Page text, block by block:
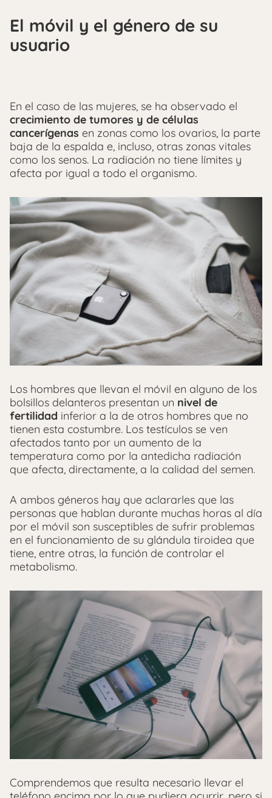
El móvil y el género de su
usuario
En el caso de las mujeres, se ha observado el
crecimiento de tumores y de células
cancerígenas en zonas como los ovarios, la parte
baja de la espalda e, incluso, otras zonas vitales
como los senos. La radiación no tiene límites y
afecta por igual a todo el organismo.
Los hombres que llevan el móvil en alguno de los
bolsillos delanteros presentan un nivel de
fertilidad inferior a la de otros hombres que no
tienen esta costumbre. Los testículos se ven
afectados tanto por un aumento de la
temperatura como por la antedicha radiación
que afecta, directamente, a la calidad del semen.
A ambos géneros hay que aclararles que las
personas que hablan durante muchas horas al día
por el móvil son susceptibles de sufrir problemas
en el funcionamiento de su glándula tiroidea que
tiene, entre otras, la función de controlar el
metabolismo.
Comprendemos que resulta necesario llevar el